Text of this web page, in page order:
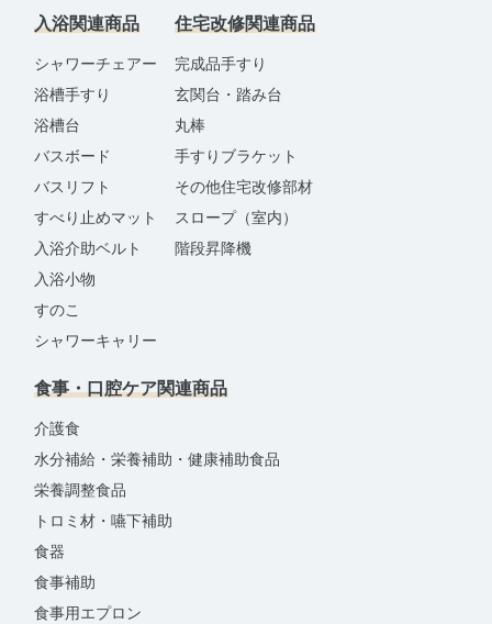
入浴関連商品
シャワーチェアー
浴槽手すり
浴槽台
バスボード
バスリフト
すべり止めマット
入浴介助ベルト
入浴小物
すのこ
シャワーキャリー
住宅改修関連商品
完成品手すり
玄関台・踏み台
丸棒
手すりブラケット
その他住宅改修部材
スロープ（室内）
階段昇降機
食事・口腔ケア関連商品
介護食
水分補給・栄養補助・健康補助食品
栄養調整食品
トロミ材・嚥下補助
食器
食事補助
食事用エプロン